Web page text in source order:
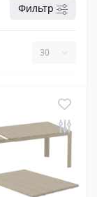
Фильтр